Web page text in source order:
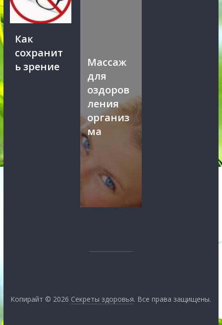
Как
сохранит
ь зрение
Массаж
для
оздоров
ления
организ
ма
Копирайт © 2026 Секреты здоровья. Все права защищены.